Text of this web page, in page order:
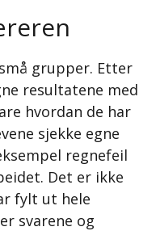
grupper. Etter
resultatene med
hvordan de har
sjekke egne
regnefeil
Det er ikke
fylt ut hele
svarene og